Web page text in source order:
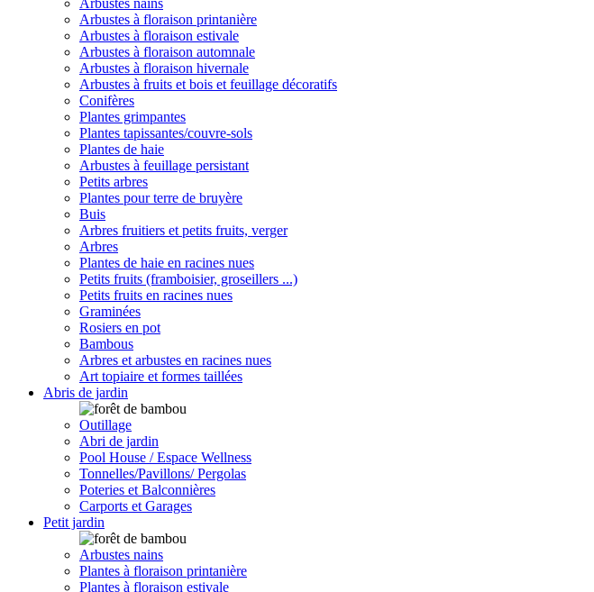
Arbustes nains
Arbustes à floraison printanière
Arbustes à floraison estivale
Arbustes à floraison automnale
Arbustes à floraison hivernale
Arbustes à fruits et bois et feuillage décoratifs
Conifères
Plantes grimpantes
Plantes tapissantes/couvre-sols
Plantes de haie
Arbustes à feuillage persistant
Petits arbres
Plantes pour terre de bruyère
Buis
Arbres fruitiers et petits fruits, verger
Arbres
Plantes de haie en racines nues
Petits fruits (framboisier, groseillers ...)
Petits fruits en racines nues
Graminées
Rosiers en pot
Bambous
Arbres et arbustes en racines nues
Art topiaire et formes taillées
Abris de jardin
Outillage
Abri de jardin
Pool House / Espace Wellness
Tonnelles/Pavillons/ Pergolas
Poteries et Balconnières
Carports et Garages
Petit jardin
Arbustes nains
Plantes à floraison printanière
Plantes à floraison estivale